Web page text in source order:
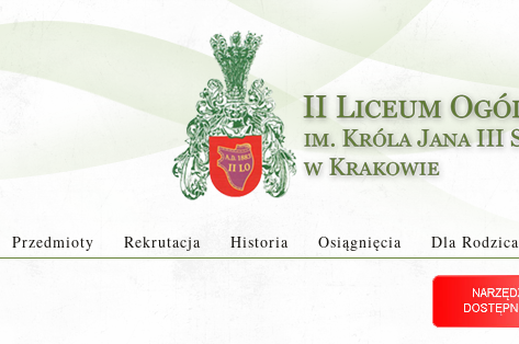
Przedmioty Rekrutacja Historia Osiągnięcia Dla Rodzica